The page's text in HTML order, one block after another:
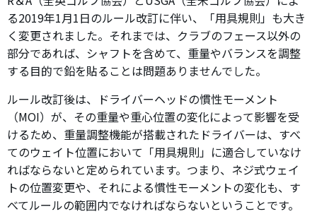
る2019年1月1日のルール改訂に伴い、「用具規則」も大き
く変更されました。それまでは、クラブのフェース以外の
部分であれば、シャフトを含めて、重量やバランスを調整
する目的で鉛を貼ることは問題ありませんでした。
ルール改訂後は、ドライバーヘッドの慣性モーメント
（MOI）が、その重量や重心位置の変化によって影響を受
けるため、重量調整機能が搭載されたドライバーは、すべ
てのウェイト位置において「用具規則」に適合していなけ
ればならないと定められています。つまり、ネジ式ウェイ
トの位置変更や、それによる慣性モーメントの変化も、す
べてルールの範囲内でなければならないということです。